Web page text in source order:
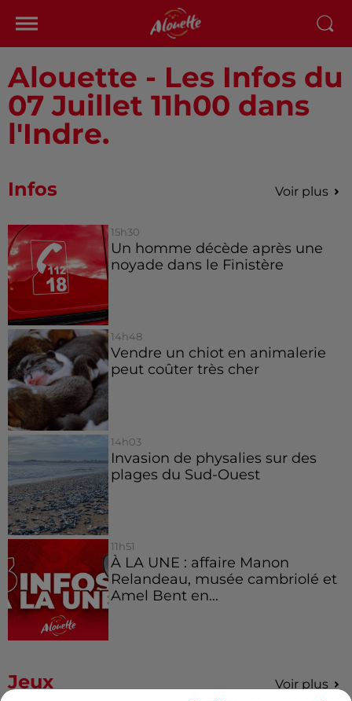
Alouette - Les Infos du
07 Juillet 11h00 dans
l'Indre.
Infos Voir plus
15h30
Un homme décède après une
noyade dans le Finistère
14h48
Vendre un chiot en animalerie
peut coûter très cher
14h03
Invasion de physalies sur des
plages du Sud-Ouest
11h51
À LA UNE : affaire Manon
Relandeau, musée cambriolé et
Amel Bent en...
Jeux Voir plus